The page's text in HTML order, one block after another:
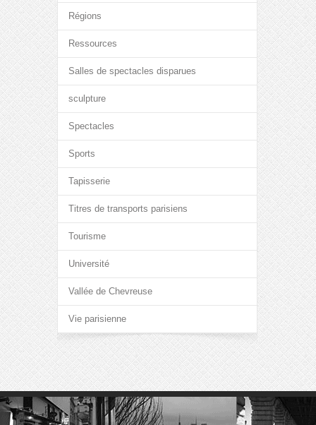
Régions
Ressources
Salles de spectacles disparues
sculpture
Spectacles
Sports
Tapisserie
Titres de transports parisiens
Tourisme
Université
Vallée de Chevreuse
Vie parisienne